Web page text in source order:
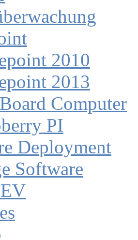
2010
2013
Computer
PI
Deployment
Software